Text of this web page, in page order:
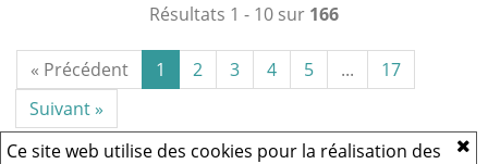
Ce site web utilise des cookies pour la réalisation des
Résultats 1 - 10 sur 166
« Précédent 1 2 3 4 5 ...
17
Suivant »